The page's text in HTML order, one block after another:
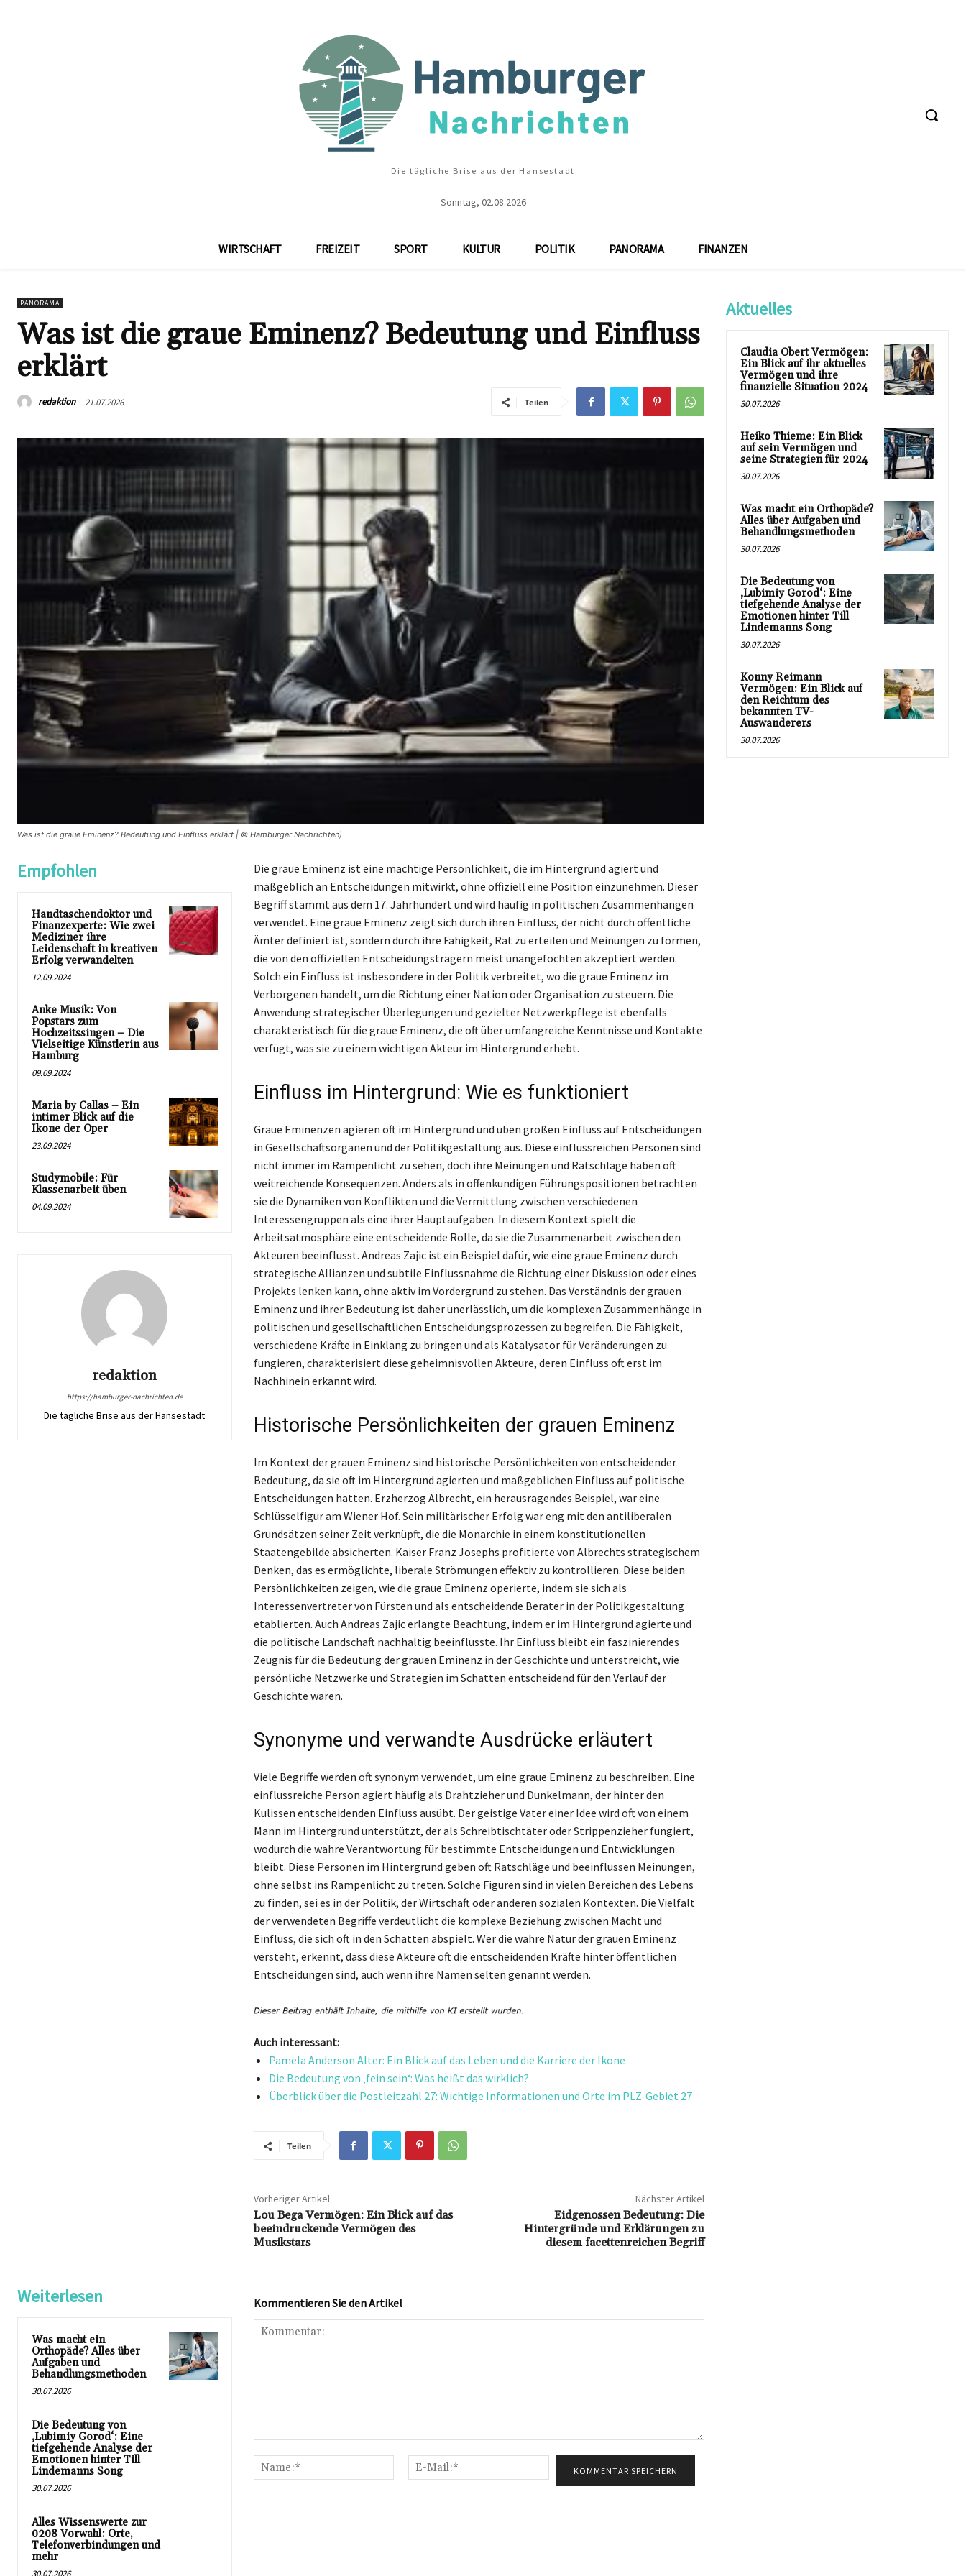
Die tägliche Brise aus der Hansestadt
Sonntag, 02.08.2026
WIRTSCHAFT FREIZEIT SPORT KULTUR POLITIK PANORAMA FINANZEN
PANORAMA
Was ist die graue Eminenz? Bedeutung und Einfluss
erklärt
redaktion 21.07.2026 Teilen
Was ist die graue Eminenz? Bedeutung und Einfluss erklärt | © Hamburger Nachrichten)
Empfohlen
Handtaschendoktor und
Finanzexperte: Wie zwei
Mediziner ihre
Leidenschaft in kreativen
Erfolg verwandelten
12.09.2024
Anke Musik: Von
Popstars zum
Hochzeitssingen – Die
Vielseitige Künstlerin aus
Hamburg
09.09.2024
Maria by Callas – Ein
intimer Blick auf die
Ikone der Oper
23.09.2024
Studymobile: Für
Klassenarbeit üben
04.09.2024
redaktion
https://hamburger-nachrichten.de
Die tägliche Brise aus der Hansestadt
Die graue Eminenz ist eine mächtige Persönlichkeit, die im Hintergrund agiert und
maßgeblich an Entscheidungen mitwirkt, ohne offiziell eine Position einzunehmen. Dieser
Begriff stammt aus dem 17. Jahrhundert und wird häufig in politischen Zusammenhängen
verwendet. Eine graue Eminenz zeigt sich durch ihren Einfluss, der nicht durch öffentliche
Ämter definiert ist, sondern durch ihre Fähigkeit, Rat zu erteilen und Meinungen zu formen,
die von den offiziellen Entscheidungsträgern meist unangefochten akzeptiert werden.
Solch ein Einfluss ist insbesondere in der Politik verbreitet, wo die graue Eminenz im
Verborgenen handelt, um die Richtung einer Nation oder Organisation zu steuern. Die
Anwendung strategischer Überlegungen und gezielter Netzwerkpflege ist ebenfalls
charakteristisch für die graue Eminenz, die oft über umfangreiche Kenntnisse und Kontakte
verfügt, was sie zu einem wichtigen Akteur im Hintergrund erhebt.
Einfluss im Hintergrund: Wie es funktioniert
Graue Eminenzen agieren oft im Hintergrund und üben großen Einfluss auf Entscheidungen
in Gesellschaftsorganen und der Politikgestaltung aus. Diese einflussreichen Personen sind
nicht immer im Rampenlicht zu sehen, doch ihre Meinungen und Ratschläge haben oft
weitreichende Konsequenzen. Anders als in offenkundigen Führungspositionen betrachten
sie die Dynamiken von Konflikten und die Vermittlung zwischen verschiedenen
Interessengruppen als eine ihrer Hauptaufgaben. In diesem Kontext spielt die
Arbeitsatmosphäre eine entscheidende Rolle, da sie die Zusammenarbeit zwischen den
Akteuren beeinflusst. Andreas Zajic ist ein Beispiel dafür, wie eine graue Eminenz durch
strategische Allianzen und subtile Einflussnahme die Richtung einer Diskussion oder eines
Projekts lenken kann, ohne aktiv im Vordergrund zu stehen. Das Verständnis der grauen
Eminenz und ihrer Bedeutung ist daher unerlässlich, um die komplexen Zusammenhänge in
politischen und gesellschaftlichen Entscheidungsprozessen zu begreifen. Die Fähigkeit,
verschiedene Kräfte in Einklang zu bringen und als Katalysator für Veränderungen zu
fungieren, charakterisiert diese geheimnisvollen Akteure, deren Einfluss oft erst im
Nachhinein erkannt wird.
Historische Persönlichkeiten der grauen Eminenz
Im Kontext der grauen Eminenz sind historische Persönlichkeiten von entscheidender
Bedeutung, da sie oft im Hintergrund agierten und maßgeblichen Einfluss auf politische
Entscheidungen hatten. Erzherzog Albrecht, ein herausragendes Beispiel, war eine
Schlüsselfigur am Wiener Hof. Sein militärischer Erfolg war eng mit den antiliberalen
Grundsätzen seiner Zeit verknüpft, die die Monarchie in einem konstitutionellen
Staatengebilde absicherten. Kaiser Franz Josephs profitierte von Albrechts strategischem
Denken, das es ermöglichte, liberale Strömungen effektiv zu kontrollieren. Diese beiden
Persönlichkeiten zeigen, wie die graue Eminenz operierte, indem sie sich als
Interessenvertreter von Fürsten und als entscheidende Berater in der Politikgestaltung
etablierten. Auch Andreas Zajic erlangte Beachtung, indem er im Hintergrund agierte und
die politische Landschaft nachhaltig beeinflusste. Ihr Einfluss bleibt ein faszinierendes
Zeugnis für die Bedeutung der grauen Eminenz in der Geschichte und unterstreicht, wie
persönliche Netzwerke und Strategien im Schatten entscheidend für den Verlauf der
Geschichte waren.
Synonyme und verwandte Ausdrücke erläutert
Viele Begriffe werden oft synonym verwendet, um eine graue Eminenz zu beschreiben. Eine
einflussreiche Person agiert häufig als Drahtzieher und Dunkelmann, der hinter den
Kulissen entscheidenden Einfluss ausübt. Der geistige Vater einer Idee wird oft von einem
Mann im Hintergrund unterstützt, der als Schreibtischtäter oder Strippenzieher fungiert,
wodurch die wahre Verantwortung für bestimmte Entscheidungen und Entwicklungen
bleibt. Diese Personen im Hintergrund geben oft Ratschläge und beeinflussen Meinungen,
ohne selbst ins Rampenlicht zu treten. Solche Figuren sind in vielen Bereichen des Lebens
zu finden, sei es in der Politik, der Wirtschaft oder anderen sozialen Kontexten. Die Vielfalt
der verwendeten Begriffe verdeutlicht die komplexe Beziehung zwischen Macht und
Einfluss, die sich oft in den Schatten abspielt. Wer die wahre Natur der grauen Eminenz
versteht, erkennt, dass diese Akteure oft die entscheidenden Kräfte hinter öffentlichen
Entscheidungen sind, auch wenn ihre Namen selten genannt werden.
Auch interessant:
Pamela Anderson Alter: Ein Blick auf das Leben und die Karriere der Ikone
Die Bedeutung von ‚fein sein‘: Was heißt das wirklich?
Überblick über die Postleitzahl 27: Wichtige Informationen und Orte im PLZ-Gebiet 27
Teilen
Vorheriger Artikel
Lou Bega Vermögen: Ein Blick auf das
beeindruckende Vermögen des
Musikstars
Nächster Artikel
Eidgenossen Bedeutung: Die
Hintergründe und Erklärungen zu
diesem facettenreichen Begriff
Weiterlesen
Was macht ein
Orthopäde? Alles über
Aufgaben und
Behandlungsmethoden
30.07.2026
Die Bedeutung von
‚Lubimiy Gorod‘: Eine
tiefgehende Analyse der
Emotionen hinter Till
Lindemanns Song
30.07.2026
Alles Wissenswerte zur
0208 Vorwahl: Orte,
Telefonverbindungen und
mehr
Kommentieren Sie den Artikel
Name:*
Mail:*
Aktuelles
Claudia Obert Vermögen:
Ein Blick auf ihr aktuelles
Vermögen und ihre
finanzielle Situation 2024
30.07.2026
Heiko Thieme: Ein Blick
auf sein Vermögen und
seine Strategien für 2024
30.07.2026
Was macht ein Orthopäde?
Alles über Aufgaben und
Behandlungsmethoden
30.07.2026
Die Bedeutung von
‚Lubimiy Gorod‘: Eine
tiefgehende Analyse der
Emotionen hinter Till
Lindemanns Song
30.07.2026
Konny Reimann
Vermögen: Ein Blick auf
den Reichtum des
bekannten TV-
Auswanderers
30.07.2026